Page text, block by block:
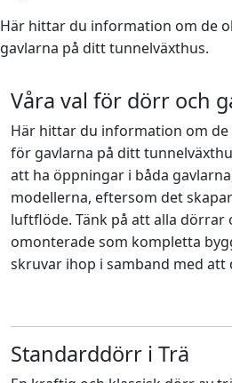
Här hittar du information om de
gavlarna på ditt tunnelväxthus.
Våra val för dörr och
Här hittar du information om de
för gavlarna på ditt
att ha öppningar i båda
modellerna, eftersom det
luftflöde. Tänk på att alla dörrar
omonterade som kompletta
skruvar ihop i samband med att
Standarddörr i Trä